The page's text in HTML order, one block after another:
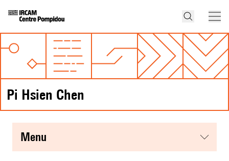
Pi Hsien Chen
menu